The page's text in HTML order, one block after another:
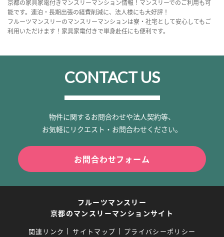
京都の家具家電付きマンスリーマンション情報！マンスリーでのご利用も可
能です。連泊・長期出張の経費削減に、法人様にも大好評！
フルーツマンスリーのマンスリーマンションは寮・社宅として安心してもご
利用いただけます！家具家電付きで単身赴任にも便利です。
CONTACT US
物件に関するお問合わせや法人契約等、
お気軽にリクエスト・お問合わせください。
お問合わせフォーム
フルーツマンスリー
京都のマンスリーマンションサイト
関連リンク サイトマップ プライバシーポリシー